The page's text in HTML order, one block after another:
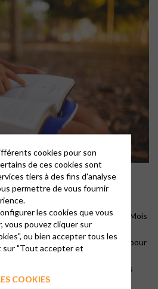
30 au temple
biblique française organise le Mois
le Syndicat des libraires de
L’objectif est de susciter l’intérêt pour
découverte.
de vous rappeler qu’à travers les
», la paroisse d’Annecy vous
cookies pour son
de ces cookies sont
tiers à des fins d'analyse
permettre de vous fournir
les cookies que vous
vous pouvez cliquer sur
ou bien accepter tous les
sur "Tout accepter et
COOKIES